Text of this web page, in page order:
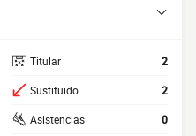
Titular 2
Sustituido 2
Asistencias 0